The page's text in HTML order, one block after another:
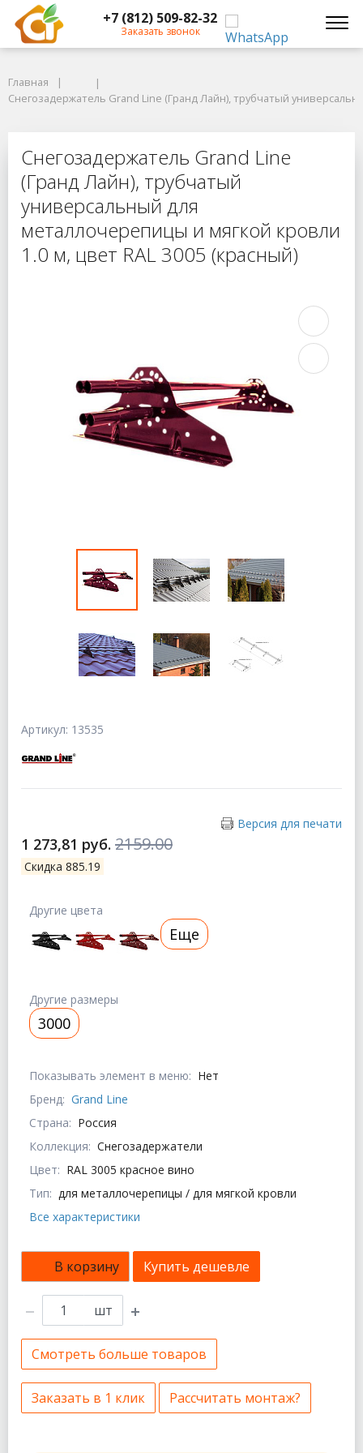
+7 (812) 509-82-32
Заказать звонок
Снегозадержатель Grand Line (Гранд Лайн), трубчатый
Снегозадержатель Grand Line
Главная
Снегозадержатель Grand Line (Гранд Лайн), трубчатый
Снегозадержатель Grand Line
(Гранд Лайн), трубчатый
универсальный для
металлочерепицы и мягкой кровли
1.0 м, цвет RAL 3005 (красный)
Артикул: 13535
Версия для печати
1 273,81 руб. 2159.00
Скидка 885.19
Показывать элемент в меню: Нет
Бренд: Grand Line
Страна: Россия
Коллекция: Снегозадержатели
Цвет: RAL 3005 красное вино
Тип: для металлочерепицы / для мягкой кровли
Все характеристики
Другие цвета
Еще
Другие размеры
3000
В корзину Купить дешевле
шт
Смотреть больше товаров
Заказать в 1 клик Рассчитать монтаж?